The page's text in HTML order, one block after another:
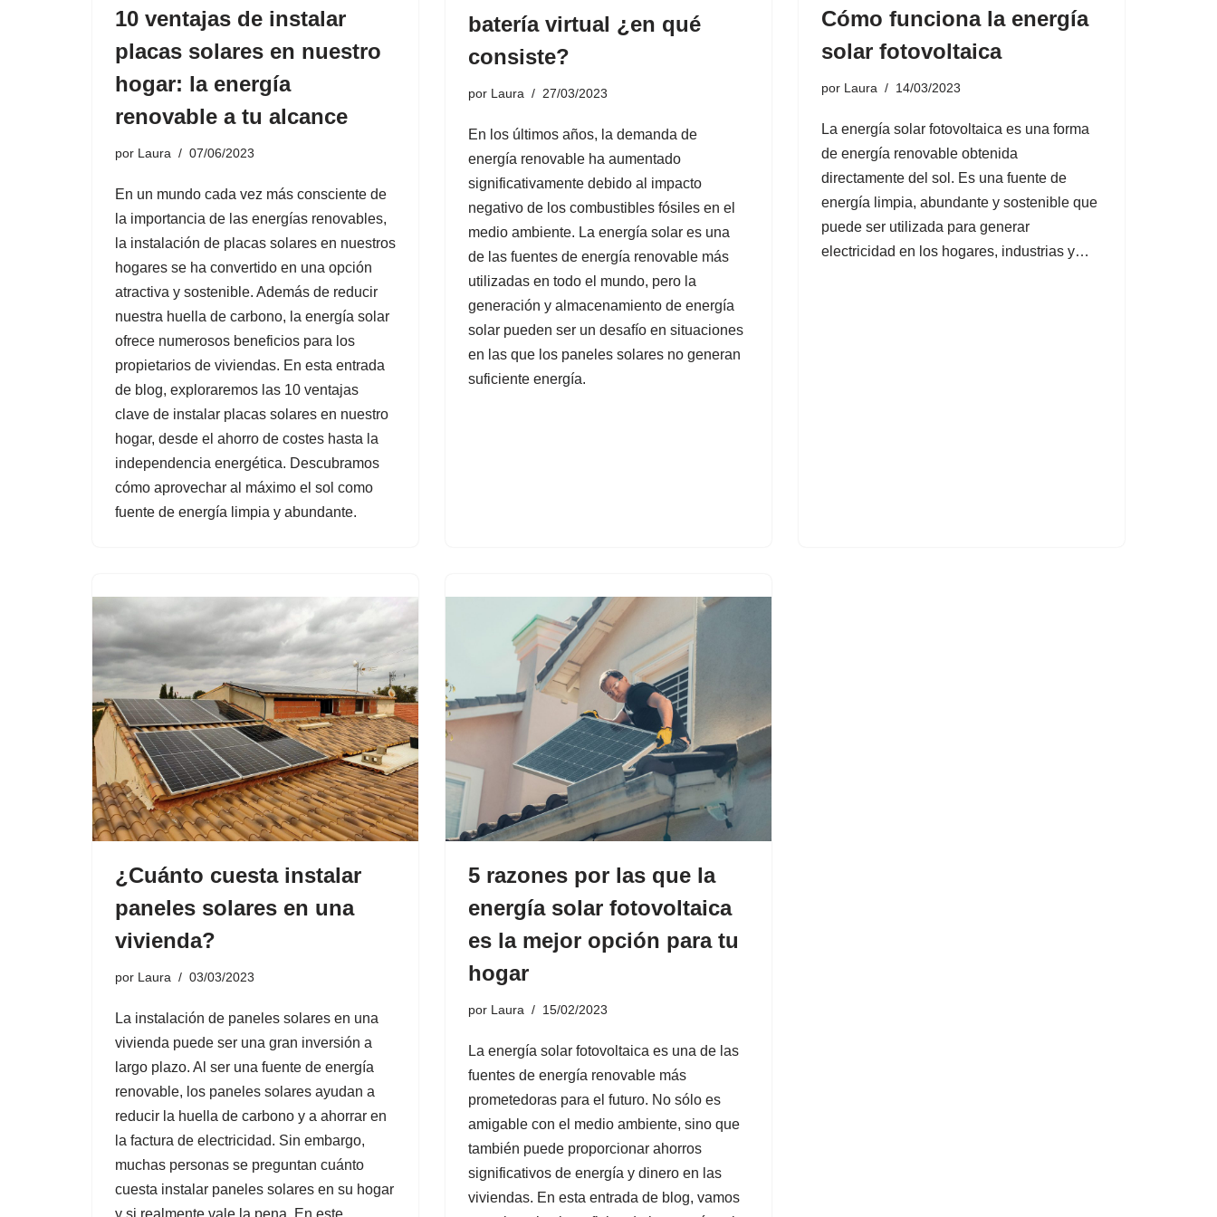
10 ventajas de instalar
placas solares en nuestro
hogar: la energía
renovable a tu alcance
por Laura 07/06/2023
En un mundo cada vez más consciente de
la importancia de las energías renovables,
la instalación de placas solares en nuestros
hogares se ha convertido en una opción
atractiva y sostenible. Además de reducir
nuestra huella de carbono, la energía solar
ofrece numerosos beneficios para los
propietarios de viviendas. En esta entrada
de blog, exploraremos las 10 ventajas
clave de instalar placas solares en nuestro
hogar, desde el ahorro de costes hasta la
independencia energética. Descubramos
cómo aprovechar al máximo el sol como
fuente de energía limpia y abundante.
batería virtual ¿en qué
consiste?
por Laura 27/03/2023
En los últimos años, la demanda de
energía renovable ha aumentado
significativamente debido al impacto
negativo de los combustibles fósiles en el
medio ambiente. La energía solar es una
de las fuentes de energía renovable más
utilizadas en todo el mundo, pero la
generación y almacenamiento de energía
solar pueden ser un desafío en situaciones
en las que los paneles solares no generan
suficiente energía.
Cómo funciona la energía
solar fotovoltaica
por Laura 14/03/2023
La energía solar fotovoltaica es una forma
de energía renovable obtenida
directamente del sol. Es una fuente de
energía limpia, abundante y sostenible que
puede ser utilizada para generar
electricidad en los hogares, industrias y…
¿Cuánto cuesta instalar
paneles solares en una
vivienda?
por Laura 03/03/2023
La instalación de paneles solares en una
vivienda puede ser una gran inversión a
largo plazo. Al ser una fuente de energía
renovable, los paneles solares ayudan a
reducir la huella de carbono y a ahorrar en
la factura de electricidad. Sin embargo,
muchas personas se preguntan cuánto
cuesta instalar paneles solares en su hogar
y si realmente vale la pena. En este
5 razones por las que la
energía solar fotovoltaica
es la mejor opción para tu
hogar
por Laura 15/02/2023
La energía solar fotovoltaica es una de las
fuentes de energía renovable más
prometedoras para el futuro. No sólo es
amigable con el medio ambiente, sino que
también puede proporcionar ahorros
significativos de energía y dinero en las
viviendas. En esta entrada de blog, vamos